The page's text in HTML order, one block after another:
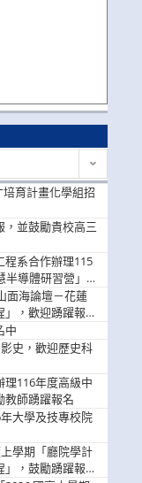
育計畫化學組招
，並鼓勵貴校高三
程系合作辦理115
半導體研習營」，
面海論壇－花蓮
，歡迎踴躍報名
中
史，歡迎歷史科
理116年度高級中
教師踴躍報名
大學及技專校院
學期「廳院學計
，鼓勵踴躍報名